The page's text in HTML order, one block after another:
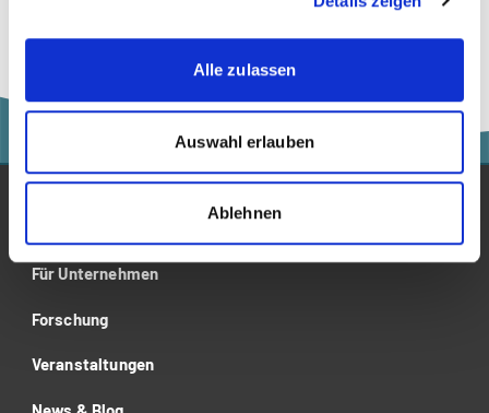
Alle zulassen
Auswahl erlauben
Ablehnen
Für Unternehmen
Forschung
Veranstaltungen